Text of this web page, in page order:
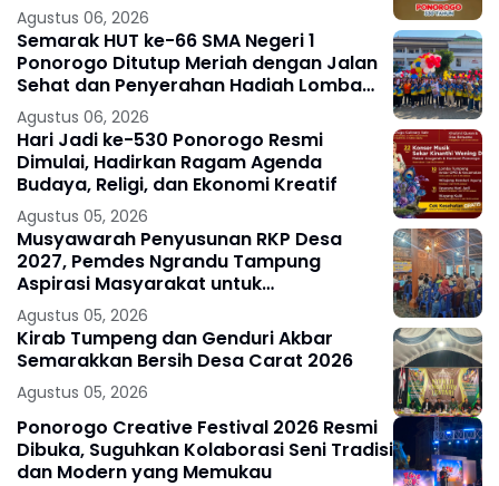
Agustus 06, 2026
Semarak HUT ke-66 SMA Negeri 1
Ponorogo Ditutup Meriah dengan Jalan
Sehat dan Penyerahan Hadiah Lomba
Ponorogo – Puncak peringatan Hari
Ulang
Agustus 06, 2026
Hari Jadi ke-530 Ponorogo Resmi
Dimulai, Hadirkan Ragam Agenda
Budaya, Religi, dan Ekonomi Kreatif
Agustus 05, 2026
Musyawarah Penyusunan RKP Desa
2027, Pemdes Ngrandu Tampung
Aspirasi Masyarakat untuk
Pembangunan Berkelanjutan
Agustus 05, 2026
Kirab Tumpeng dan Genduri Akbar
Semarakkan Bersih Desa Carat 2026
Agustus 05, 2026
Ponorogo Creative Festival 2026 Resmi
Dibuka, Suguhkan Kolaborasi Seni Tradisi
dan Modern yang Memukau